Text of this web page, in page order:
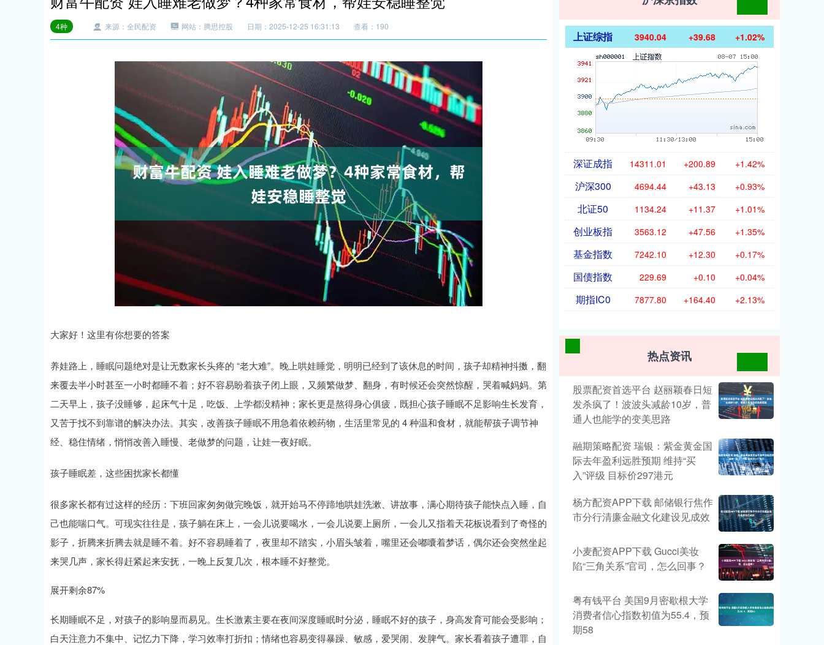
4种 来源：全民配资 网站：腾思控股 日期：2025-12-25 16:31:13 查看：190
大家好！这里有你想要的答案
养娃路上，睡眠问题绝对是让无数家长头疼的 “老大难”。晚上哄娃睡觉，明明已经到了该休息的时间，孩子却精神抖擞，翻
来覆去半小时甚至一小时都睡不着；好不容易盼着孩子闭上眼，又频繁做梦、翻身，有时候还会突然惊醒，哭着喊妈妈。第
二天早上，孩子没睡够，起床气十足，吃饭、上学都没精神；家长更是熬得身心俱疲，既担心孩子睡眠不足影响生长发育，
又苦于找不到靠谱的解决办法。其实，改善孩子睡眠不用急着依赖药物，生活里常见的 4 种温和食材，就能帮孩子调节神
经、稳住情绪，悄悄改善入睡慢、老做梦的问题，让娃一夜好眠。
孩子睡眠差，这些困扰家长都懂
很多家长都有过这样的经历：下班回家匆匆做完晚饭，就开始马不停蹄地哄娃洗漱、讲故事，满心期待孩子能快点入睡，自
己也能喘口气。可现实往往是，孩子躺在床上，一会儿说要喝水，一会儿说要上厕所，一会儿又指着天花板说看到了奇怪的
影子，折腾来折腾去就是睡不着。好不容易睡着了，夜里却不踏实，小眉头皱着，嘴里还会嘟囔着梦话，偶尔还会突然坐起
来哭几声，家长得赶紧起来安抚，一晚上反复几次，根本睡不好整觉。
展开剩余87%
长期睡眠不足，对孩子的影响显而易见。生长激素主要在夜间深度睡眠时分泌，睡眠不好的孩子，身高发育可能会受影响；
白天注意力不集中、记忆力下降，学习效率打折扣；情绪也容易变得暴躁、敏感，爱哭闹、发脾气。家长看着孩子遭罪，自
上证综指 3940.04 +39.68 +1.02%
深证成指 14311.01 +200.89 +1.42%
沪深300 4694.44 +43.13 +0.93%
北证50 1134.24 +11.37 +1.01%
创业板指 3563.12 +47.56 +1.35%
基金指数 7242.10 +12.30 +0.17%
国债指数 229.69 +0.10 +0.04%
期指IC0 7877.80 +164.40 +2.13%
热点资讯
股票配资首选平台 赵丽颖春日短
发杀疯了！波波头减龄10岁，普
通人也能学的变美思路
融期策略配资 瑞银：紫金黄金国
际去年盈利远胜预期 维持“买
入”评级 目标价297港元
杨方配资APP下载 邮储银行焦作
市分行清廉金融文化建设见成效
小麦配资APP下载 Gucci美妆
陷“三角关系”官司，怎么回事？
粤有钱平台 美国9月密歇根大学
消费者信心指数初值为55.4，预
期58